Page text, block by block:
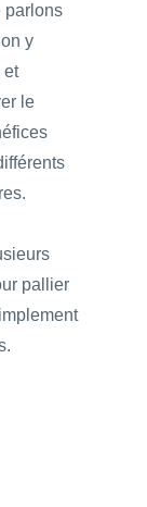
parlons
y
et
le
pallier